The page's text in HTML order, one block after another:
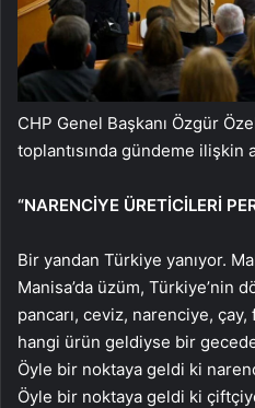
CHP Genel Başkanı Özgür
toplantısında gündeme ilişkin
“NARENCİYE ÜRETİCİLERİ
Bir yandan Türkiye yanıyor.
Manisa’da üzüm, Türkiye’nin
pancarı, ceviz, narenciye, çay,
hangi ürün geldiyse bir
Öyle bir noktaya geldi ki
Öyle bir noktaya geldi ki